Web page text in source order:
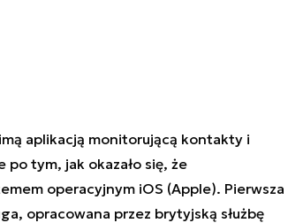
aplikacją monitorującą kontakty i
tym, jak okazało się, że
operacyjnym iOS (Apple). Pierwsza
opracowana przez brytyjską służbę